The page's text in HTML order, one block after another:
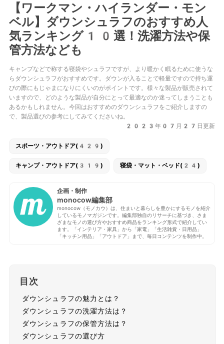
【ワークマン・ハイランダー・モン
ベル】ダウンシュラフのおすすめ人
気ランキング10選！洗濯方法や保
管方法なども
キャンプなどで称する寝袋やシュラフですが、より暖かく眠るために使うな
らダウンシュラフがおすすめです。ダウンが入ることで軽量ですので持ち運
びの際にもじゃまになりにくいのがポイントです。様々な製品が販売されて
いますので、どのような製品が自分にとって最適なのか迷ってしまうことも
あるかもしれません。今回はおすすめのダウンシュラフをご紹介しますの
で、製品選びの参考にしてみてくださいね。
2023年07月27日更新
スポーツ・アウトドア(429)
キャンプ・アウトドア(319) 寝袋・マット・ベッド(24)
企画・制作
monocow編集部
monocow（モノカウ）は、住まいと暮らしを豊かにするモノを紹介
しているモノマガジンです。編集部独自のリサーチに基づき、さま
ざまなモノの選び方やおすすめ商品をランキング形式で紹介してい
ます。「インテリア・家具」から「家電」「生活雑貨・日用品」
「キッチン用品」「アウトドア」まで、毎日コンテンツを制作中。
目次
ダウンシュラフの魅力とは？
ダウンシュラフの洗濯方法は？
ダウンシュラフの保管方法は？
ダウンシュラフの選び方